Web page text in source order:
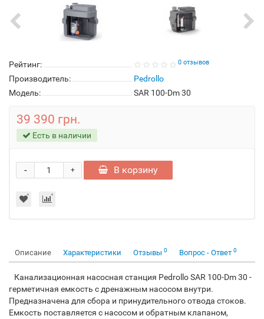
Рейтинг: 0 отзывов
Производитель:
Pedrollo
Модель:
SAR 100-Dm 30
39 390 грн.
Есть в наличии
+
- В корзину
Описание Характеристики Отзывы 0 Вопрос - Ответ 0
Канализационная насосная станция Pedrollo SAR 100-Dm 30 -
герметичная емкость с дренажным насосом внутри.
Предназначена для сбора и принудительного отвода стоков.
Емкость поставляется с насосом и обратным клапаном,